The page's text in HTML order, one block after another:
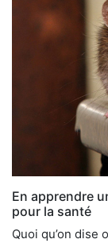
En apprendre
pour la santé
Quoi qu’on dise